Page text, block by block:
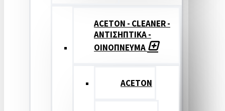
ACETON - CLEANER -
ΑΝΤΙΣΗΠΤΙΚΑ -
ΟΙΝΟΠΝΕΥΜΑ
ACETON